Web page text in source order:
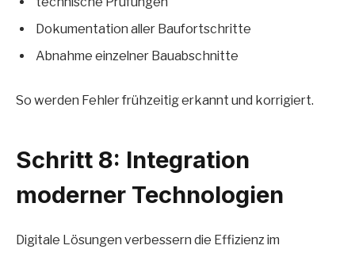
Dokumentation aller Baufortschritte
Abnahme einzelner Bauabschnitte
So werden Fehler frühzeitig erkannt und korrigiert.
Schritt 8: Integration
moderner Technologien
Digitale Lösungen verbessern die Effizienz im